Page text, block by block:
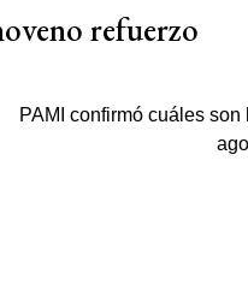
refuerzo